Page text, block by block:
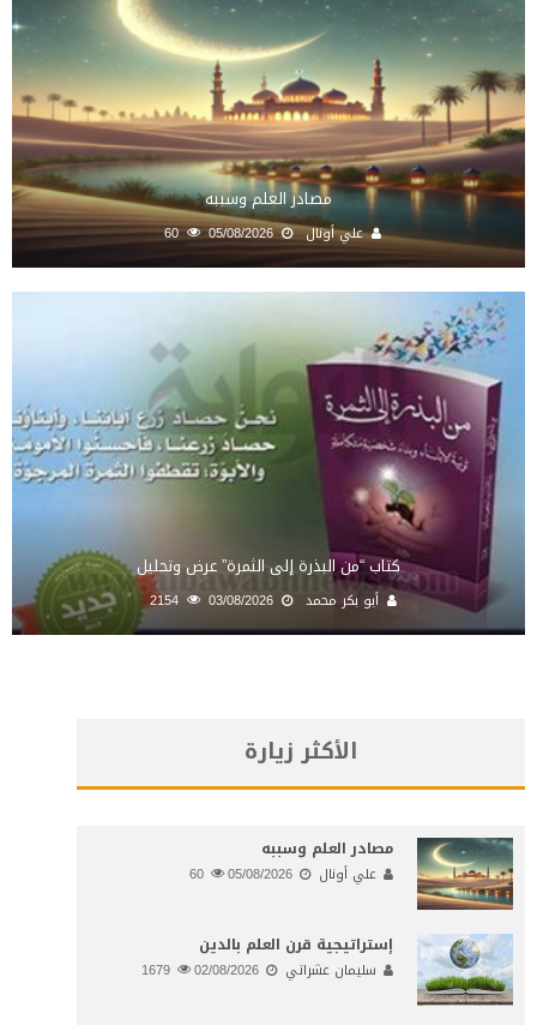
مصادر العلم وسببه
علي أونال 05/08/2026
60
كتاب “من البذرة إلى الثمرة” عرض وتحليل
أبو بكر محمد 03/08/2026
2154
الأكثر زيارة
مصادر العلم وسببه
علي أونال 05/08/2026
إستراتيجية قرن العلم بالدين
سليمان عشراتي 02/08/2026